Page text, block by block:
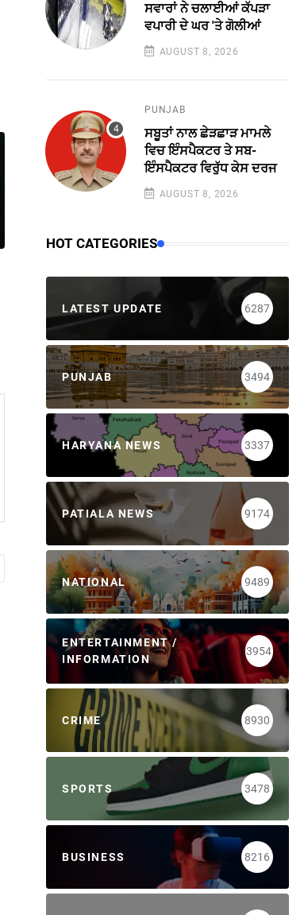
ਸਵਾਰਾਂ ਨੇ ਚਲਾਈਆਂ ਕੱਪੜਾ
ਵਪਾਰੀ ਦੇ ਘਰ 'ਤੇ ਗੋਲੀਆਂ
AUGUST 8, 2026
PUNJAB
ਸਬੂਤਾਂ ਨਾਲ ਛੇੜਛਾੜ ਮਾਮਲੇ
ਵਿਚ ਇੰਸਪੈਕਟਰ ਤੇ ਸਬ-
ਇੰਸਪੈਕਟਰ ਵਿਰੁੱਧ ਕੇਸ ਦਰਜ
AUGUST 8, 2026
HOT CATEGORIES
LATEST UPDATE 6287
PUNJAB 3494
HARYANA NEWS 3337
PATIALA NEWS 9174
NATIONAL 9489
ENTERTAINMENT /
INFORMATION
3954
CRIME 8930
SPORTS 3478
BUSINESS 8216